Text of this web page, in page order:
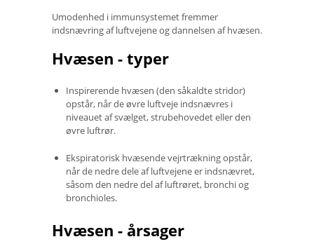
Umodenhed i immunsystemet fremmer
indsnævring af luftvejene og dannelsen af ​​hvæsen.
Hvæsen - typer
Inspirerende hvæsen (den såkaldte stridor)
opstår, når de øvre luftveje indsnævres i
niveauet af svælget, strubehovedet eller den
øvre luftrør.
Ekspiratorisk hvæsende vejrtrækning opstår,
når de nedre dele af luftvejene er indsnævret,
såsom den nedre del af luftrøret, bronchi og
bronchioles.
Hvæsen - årsager